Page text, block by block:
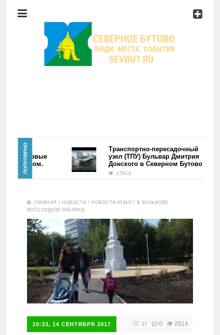
Район
Мероприятия
Главная
Новости
Мероприятия
Справочник
ПОПУЛЯРНО
Первые
фэйком.
Транспортно-пересадочный
узел (ТПУ) Бульвар Дмитрия
Донского в Северном Бутово
17914
ГЛАВНАЯ / НОВОСТИ / НОВОСТИ ЮЗАО / В КОНЬКОВО
ВОССОЗДАЛИ ОБЕЛИСК
10:33, 14 СЕНТЯБРЯ 2017 17 0 2814